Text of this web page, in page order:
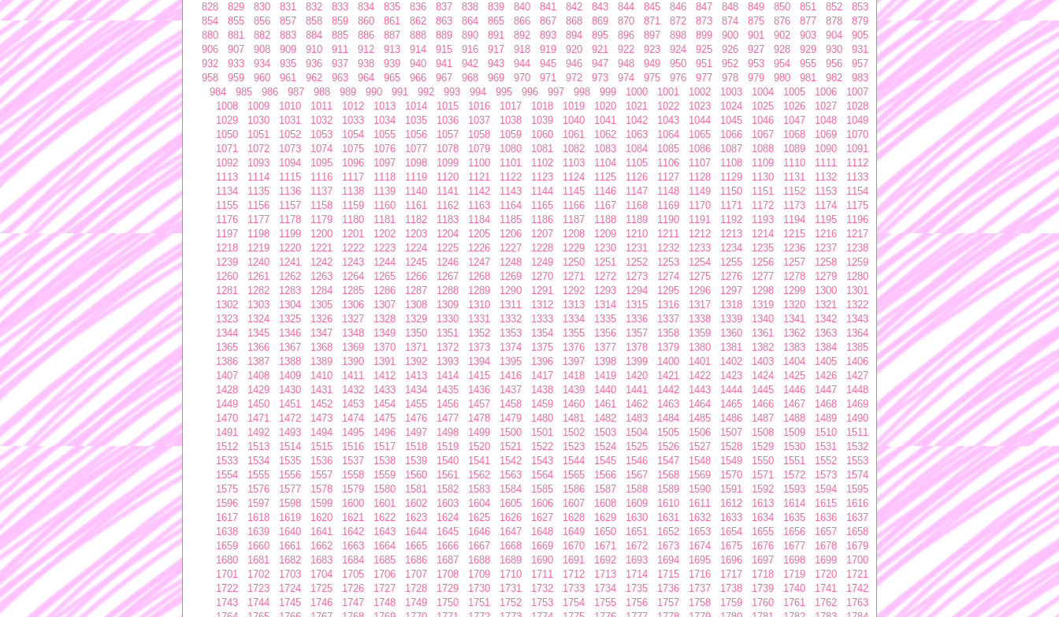
828
829 830 831 832 833 834 835 836 837 838 839 840 841 842 843 844 845 846 847 848 849 850 851 852
853
854
855 856 857 858 859 860 861 862 863 864 865 866 867 868 869 870 871 872 873 874 875 876 877 878
879
880
881 882 883 884 885 886 887 888 889 890 891 892 893 894 895 896 897 898 899 900 901 902 903 904
905
906
907 908 909 910 911 912 913 914 915 916 917 918 919 920 921 922 923 924 925 926 927 928 929 930
931
932
933 934 935 936 937 938 939 940 941 942 943 944 945 946 947 948 949 950 951 952 953 954 955 956
957
958
959 960 961 962 963 964 965 966 967 968 969 970 971 972 973 974 975 976 977 978 979 980 981 982
983
984
985 986 987 988 989 990 991 992 993 994 995 996 997 998 999 1000 1001 1002 1003 1004 1005 1006
1007
1008
1009 1010 1011 1012 1013 1014 1015 1016 1017 1018 1019 1020 1021 1022 1023 1024 1025 1026 1027
1028
1029
1030 1031 1032 1033 1034 1035 1036 1037 1038 1039 1040 1041 1042 1043 1044 1045 1046 1047 1048
1049
1050
1051 1052 1053 1054 1055 1056 1057 1058 1059 1060 1061 1062 1063 1064 1065 1066 1067 1068 1069
1070
1071
1072 1073 1074 1075 1076 1077 1078 1079 1080 1081 1082 1083 1084 1085 1086 1087 1088 1089 1090
1091
1092
1093 1094 1095 1096 1097 1098 1099 1100 1101 1102 1103 1104 1105 1106 1107 1108 1109 1110 1111
1112
1113
1114 1115 1116 1117 1118 1119 1120 1121 1122 1123 1124 1125 1126 1127 1128 1129 1130 1131 1132
1133
1134
1135 1136 1137 1138 1139 1140 1141 1142 1143 1144 1145 1146 1147 1148 1149 1150 1151 1152 1153
1154
1155
1156 1157 1158 1159 1160 1161 1162 1163 1164 1165 1166 1167 1168 1169 1170 1171 1172 1173 1174
1175
1176
1177 1178 1179 1180 1181 1182 1183 1184 1185 1186 1187 1188 1189 1190 1191 1192 1193 1194 1195
1196
1197
1198 1199 1200 1201 1202 1203 1204 1205 1206 1207 1208 1209 1210 1211 1212 1213 1214 1215 1216
1217
1218
1219 1220 1221 1222 1223 1224 1225 1226 1227 1228 1229 1230 1231 1232 1233 1234 1235 1236 1237
1238
1239
1240 1241 1242 1243 1244 1245 1246 1247 1248 1249 1250 1251 1252 1253 1254 1255 1256 1257 1258
1259
1260
1261 1262 1263 1264 1265 1266 1267 1268 1269 1270 1271 1272 1273 1274 1275 1276 1277 1278 1279
1280
1281
1282 1283 1284 1285 1286 1287 1288 1289 1290 1291 1292 1293 1294 1295 1296 1297 1298 1299 1300
1301
1302
1303 1304 1305 1306 1307 1308 1309 1310 1311 1312 1313 1314 1315 1316 1317 1318 1319 1320 1321
1322
1323
1324 1325 1326 1327 1328 1329 1330 1331 1332 1333 1334 1335 1336 1337 1338 1339 1340 1341 1342
1343
1344
1345 1346 1347 1348 1349 1350 1351 1352 1353 1354 1355 1356 1357 1358 1359 1360 1361 1362 1363
1364
1365
1366 1367 1368 1369 1370 1371 1372 1373 1374 1375 1376 1377 1378 1379 1380 1381 1382 1383 1384
1385
1386
1387 1388 1389 1390 1391 1392 1393 1394 1395 1396 1397 1398 1399 1400 1401 1402 1403 1404 1405
1406
1407
1408 1409 1410 1411 1412 1413 1414 1415 1416 1417 1418 1419 1420 1421 1422 1423 1424 1425 1426
1427
1428
1429 1430 1431 1432 1433 1434 1435 1436 1437 1438 1439 1440 1441 1442 1443 1444 1445 1446 1447
1448
1449
1450 1451 1452 1453 1454 1455 1456 1457 1458 1459 1460 1461 1462 1463 1464 1465 1466 1467 1468
1469
1470
1471 1472 1473 1474 1475 1476 1477 1478 1479 1480 1481 1482 1483 1484 1485 1486 1487 1488 1489
1490
1491
1492 1493 1494 1495 1496 1497 1498 1499 1500 1501 1502 1503 1504 1505 1506 1507 1508 1509 1510
1511
1512
1513 1514 1515 1516 1517 1518 1519 1520 1521 1522 1523 1524 1525 1526 1527 1528 1529 1530 1531
1532
1533
1534 1535 1536 1537 1538 1539 1540 1541 1542 1543 1544 1545 1546 1547 1548 1549 1550 1551 1552
1553
1554
1555 1556 1557 1558 1559 1560 1561 1562 1563 1564 1565 1566 1567 1568 1569 1570 1571 1572 1573
1574
1575
1576 1577 1578 1579 1580 1581 1582 1583 1584 1585 1586 1587 1588 1589 1590 1591 1592 1593 1594
1595
1596
1597 1598 1599 1600 1601 1602 1603 1604 1605 1606 1607 1608 1609 1610 1611 1612 1613 1614 1615
1616
1617
1618 1619 1620 1621 1622 1623 1624 1625 1626 1627 1628 1629 1630 1631 1632 1633 1634 1635 1636
1637
1638
1639 1640 1641 1642 1643 1644 1645 1646 1647 1648 1649 1650 1651 1652 1653 1654 1655 1656 1657
1658
1659
1660 1661 1662 1663 1664 1665 1666 1667 1668 1669 1670 1671 1672 1673 1674 1675 1676 1677 1678
1679
1680
1681 1682 1683 1684 1685 1686 1687 1688 1689 1690 1691 1692 1693 1694 1695 1696 1697 1698 1699
1700
1701
1702 1703 1704 1705 1706 1707 1708 1709 1710 1711 1712 1713 1714 1715 1716 1717 1718 1719 1720
1721
1722
1723 1724 1725 1726 1727 1728 1729 1730 1731 1732 1733 1734 1735 1736 1737 1738 1739 1740 1741
1742
1743
1744 1745 1746 1747 1748 1749 1750 1751 1752 1753 1754 1755 1756 1757 1758 1759 1760 1761 1762
1763